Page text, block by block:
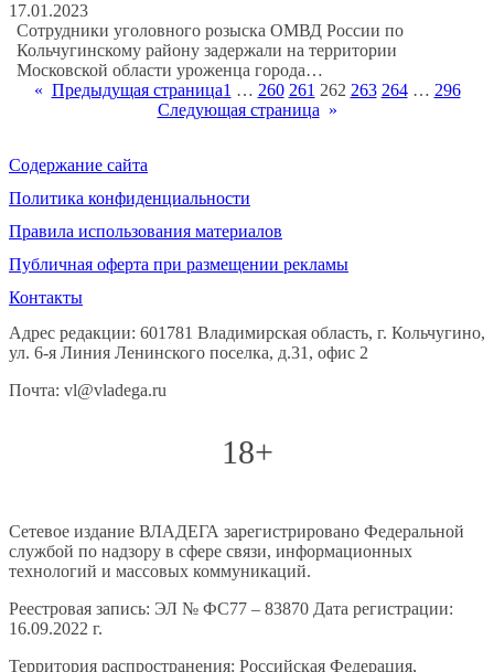
17.01.2023
Сотрудники уголовного розыска ОМВД России по
Кольчугинскому району задержали на территории
Московской области уроженца города…
« Предыдущая страница1 … 260 261 262 263 264 … 296
Следующая страница »
Содержание сайта
Политика конфиденциальности
Правила использования материалов
Публичная оферта при размещении рекламы
Контакты
Адрес редакции: 601781 Владимирская область, г. Кольчугино,
ул. 6-я Линия Ленинского поселка, д.31, офис 2
Почта: vl@vladega.ru
18+
Сетевое издание ВЛАДЕГА зарегистрировано Федеральной
службой по надзору в сфере связи, информационных
технологий и массовых коммуникаций.
Реестровая запись: ЭЛ № ФС77 – 83870 Дата регистрации:
16.09.2022 г.
Территория распространения: Российская Федерация,